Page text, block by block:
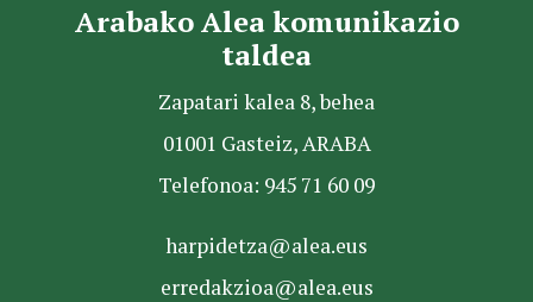
Arabako Alea komunikazio
taldea
Zapatari kalea 8, behea
01001 Gasteiz, ARABA
Telefonoa: 945 71 60 09
harpidetza@alea.eus
erredakzioa@alea.eus